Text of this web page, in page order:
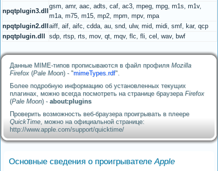
npqtplugin3.dll
gsm, amr, aac, adts, caf, ac3, mpeg, mpg, m1s, m1v,
m1a, m75, m15, mp2, mpm, mpv, mpa
npqtplugin2.dll aiff, aif, aifc, cdda, au, snd, ulw, mid, midi, smf, kar, qcp
npqtplugin.dll
sdp, rtsp, rts, mov, qt, mqv, flc, fli, cel, wav, bwf
Данные MIME-типов прописываются в файл профиля Mozilla
Firefox (Pale Moon) - "mimeTypes.rdf".
Более подробную информацию об установленных текущих
плагинах, можно всегда посмотреть на странице браузера Firefox
(Pale Moon) - about:plugins
Проверить возможность веб-браузера проигрывать в плеере
QuickTime, можно на официальной странице:
http://www.apple.com/support/quicktime/
Основные сведения о проигрывателеApple